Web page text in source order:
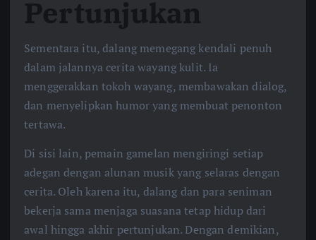
Pertunjukan
Sementara itu, dalang memegang kendali penuh
dalam jalannya cerita wayang kulit. Ia
menggerakkan tokoh wayang, membawakan dialog,
dan menyelipkan humor yang membuat penonton
tertawa.
Di sisi lain, pemain gamelan mengiringi setiap
adegan dengan alunan musik yang selaras dengan
cerita. Oleh karena itu, dalang dan para seniman
bekerja sama menjaga suasana tetap hidup dari
awal hingga akhir pertunjukan. Dengan demikian,